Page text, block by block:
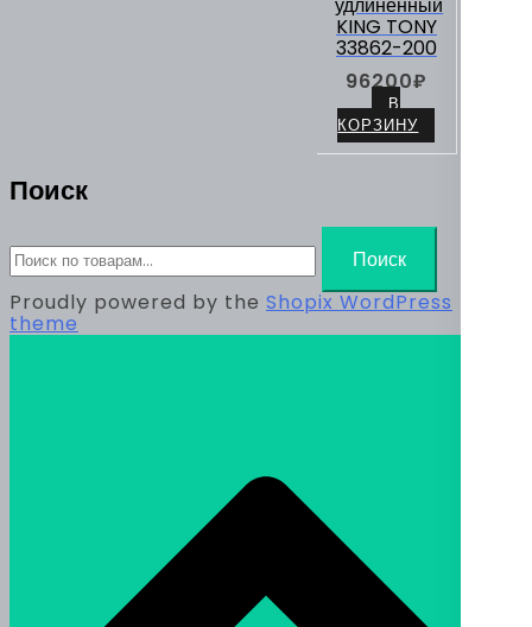
KING TONY
33862-200
96200₽
В
КОРЗИНУ
Поиск
Поиск
Proudly powered by the Shopix WordPress
theme